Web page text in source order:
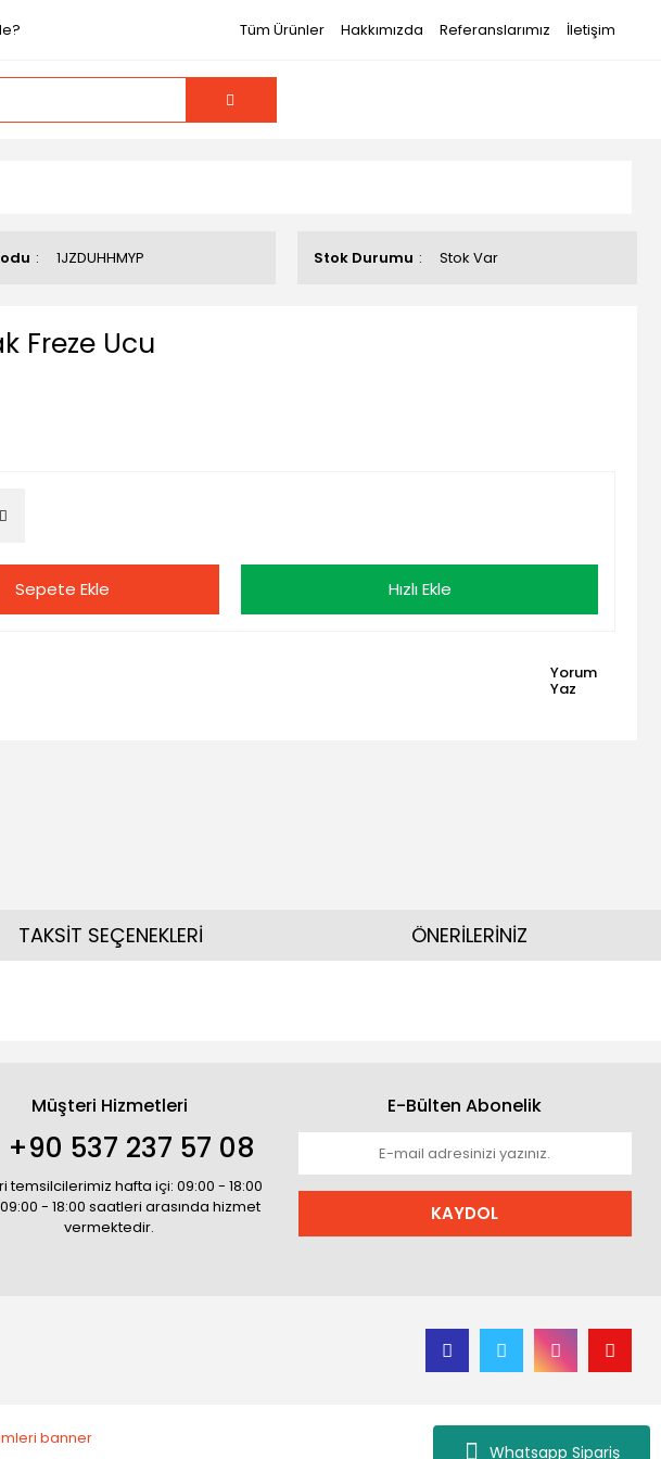
Whatsapp Sipariş
Tüm Ürünler Hakkımızda Referanslarımız İletişim
1JZDUHHMYP Stok Durumu Stok Var
Freze Ucu
Sepete Ekle Hızlı Ekle
Yorum
Yaz
TAKSİT SEÇENEKLERİ ÖNERİLERİNİZ
Müşteri Hizmetleri
+90 537 237 57 08
temsilcilerimiz hafta içi: 09:00 - 18:00
- 18:00 saatleri arasında hizmet
vermektedir.
E-Bülten Abonelik
KAYDOL